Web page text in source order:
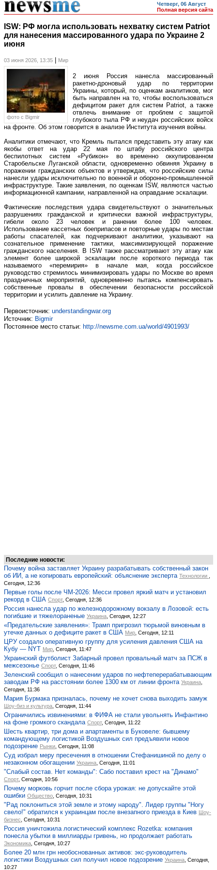
Четверг, 06 Август
Полная версия сайта
ISW: РФ могла использовать нехватку систем Patriot
для нанесения массированного удара по Украине 2
июня
03 июня 2026, 13:35 Мир
фото c Bigmir
2 июня Россия нанесла массированный
ракетно-дроновый удар по территории
Украины, который, по оценкам аналитиков, мог
быть направлен на то, чтобы воспользоваться
дефицитом ракет для систем Patriot, а также
отвлечь внимание от проблем с защитой
глубокого тыла РФ и неудач российских войск
на фронте. Об этом говорится в анализе Института изучения войны.
Аналитики отмечают, что Кремль пытался представить эту атаку как
якобы ответ на удар 22 мая по штабу российского центра
беспилотных систем «Рубикон» во временно оккупированном
Старобельске Луганской области, одновременно обвиняя Украину в
поражении гражданских объектов и утверждая, что российские силы
нанесли удары исключительно по военной и оборонно-промышленной
инфраструктуре. Такие заявления, по оценкам ISW, являются частью
информационной кампании, направленной на оправдание эскалации.
Фактические последствия удара свидетельствуют о значительных
разрушениях гражданской и критически важной инфраструктуры,
гибели около 23 человек и ранении более 100 человек.
Использование кассетных боеприпасов и повторные удары по местам
работы спасателей, как подчеркивают аналитики, указывают на
сознательное применение тактики, максимизирующей поражение
гражданского населения. В ISW также рассматривают эту атаку как
элемент более широкой эскалации после короткого периода так
называемого «перемирия» в начале мая, когда российское
руководство стремилось минимизировать удары по Москве во время
праздничных мероприятий, одновременно пытаясь компенсировать
собственные провалы в обеспечении безопасности российской
территории и усилить давление на Украину.
Первоисточник: understandingwar.org
Источник: Bigmir
Постоянное место статьи: http://newsme.com.ua/world/4901993/
Последние новости:
Почему война заставляет Украину разрабатывать собственный закон
об ИИ, а не копировать европейский: объяснение эксперта Технологии
Сегодня, 12:36
Первые голы после ЧМ-2026: Месси провел яркий матч и установил
рекорд в США Спорт, Сегодня, 12:36
Россия нанесла удар по железнодорожному вокзалу в Лозовой: есть
погибшие и тяжелораненые Украина , Сегодня, 12:27
«Предательские заявления»: Трамп пригрозил тюрьмой виновным в
утечке данных о дефиците ракет в США Мир , Сегодня, 12:11
ЦРУ создало оперативную группу для усиления давления США на
Кубу — NYT Мир , Сегодня, 11:47
Украинский футболист Забарный провел провальный матч за ПСЖ в
межсезонье Спорт, Сегодня, 11:46
Зеленский сообщил о нанесении ударов по нефтеперерабатывающим
заводам РФ на расстоянии более 1300 км от линии фронта Украина
Сегодня, 11:36
Мария Бурмака призналась, почему не хочет снова выходить замуж
Шоу-биз и культура , Сегодня, 11:44
Ограничились извинениями: в ФИФА не стали увольнять Инфантино
на фоне громкого скандала Спорт, Сегодня, 11:22
Шесть квартир, три дома и апартаменты в Буковеле: бывшему
командующему логистикой Воздушных сил предъявили новое
подозрение Рынки , Сегодня, 11:08
Суд избрал меру пресечения в отношении Стефанишиной по делу о
незаконном обогащении Украина , Сегодня, 11:01
"Слабый состав. Нет команды": Сабо поставил крест на "Динамо"
Спорт, Сегодня, 10:56
Почему морковь горчит после сбора урожая: не допускайте этой
ошибки Общество , Сегодня, 10:31
"Рад поклониться этой земле и этому народу". Лидер группы "Ногу
свело!" обратился к украинцам после внезапного приезда в Киев Шоу-
бизнес , Сегодня, 10:31
Россия уничтожила логистический комплекс Rozetka: компания
понесла убытки в миллиарды гривень, но продолжает работать
Экономика , Сегодня, 10:27
Более 20 млн грн необоснованных активов: экс-руководитель
логистики Воздушных сил получил новое подозрение Украина , Сегодня,
10:27